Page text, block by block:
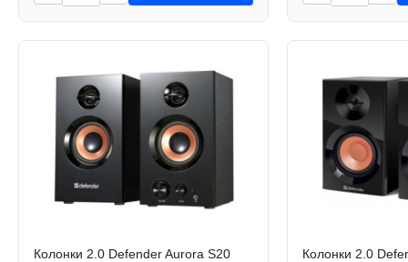
Колонки 2.0 Defender Aurora S20
Колонки 2.0